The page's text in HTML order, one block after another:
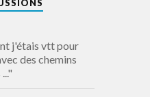
j'étais vtt pour
des chemins